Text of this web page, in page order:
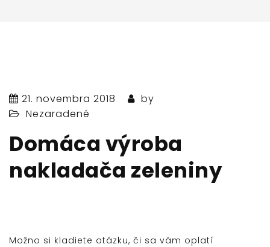
21. novembra 2018
by
Nezaradené
Domáca výroba
nakladača zeleniny
Možno si kladiete otázku, či sa vám oplatí